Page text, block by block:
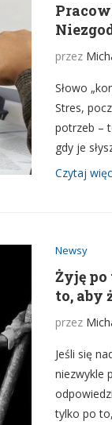
przez
Słowo
Stres,
potrzeb –
gdy je
Czytaj
Newsy
Żyję po
to, aby
przez
Jeśli się
niezwykle
tylko po